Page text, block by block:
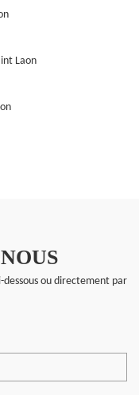
Laon
ou directement par